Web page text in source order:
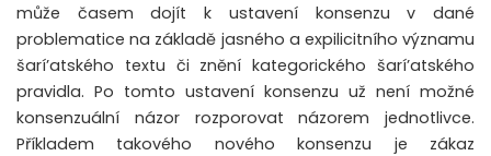
může časem dojít k ustavení konsenzu v dané
problematice na základě jasného a expilicitního významu
šarí’atského textu či znění kategorického šarí’atského
pravidla. Po tomto ustavení konsenzu už není možné
konsenzuální názor rozporovat názorem jednotlivce.
Příkladem takového nového konsenzu je zákaz